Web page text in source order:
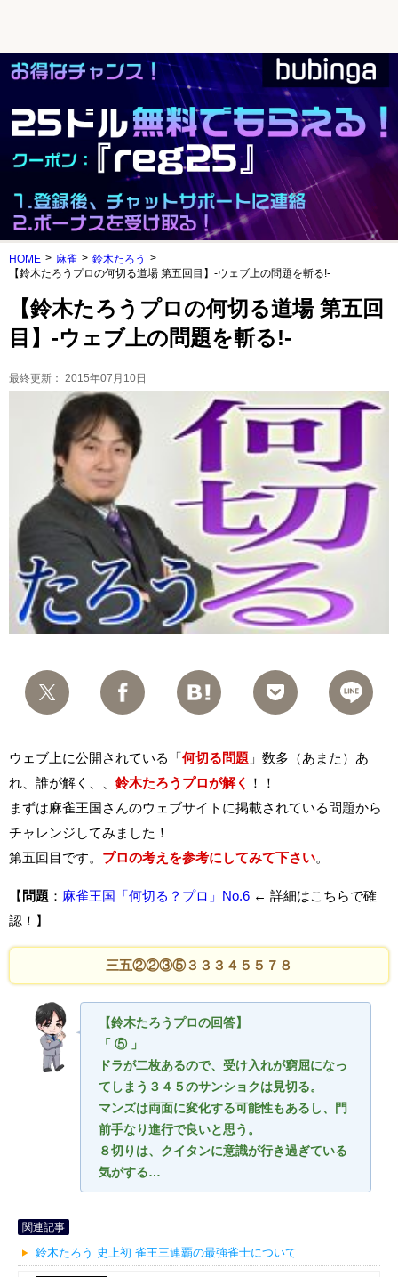
HOME 麻雀
鈴木たろう
【鈴木たろうプロの何切る道場 第五回目】-ウェブ上の問題を斬る!-
【鈴木たろうプロの何切る道場 第五回
目】-ウェブ上の問題を斬る!-
最終更新： 2015年07月10日
ウェブ上に公開されている「何切る問題 」数多（あまた）あ
れ、誰が解く、、 鈴木たろうプロが解く ！！
まずは麻雀王国さんのウェブサイトに掲載されている問題から
チャレンジしてみました！
第五回目です。 プロの考えを参考にしてみて下さい。
【 問題 ： 麻雀王国「何切る？プロ」No.6 ← 詳細はこちらで確
認！】
三五②②③⑤３３３４５５７８
【鈴木たろうプロの回答】
「 ⑤ 」
ドラが二枚あるので、受け入れが窮屈になっ
てしまう３４５のサンショクは見切る。
マンズは両面に変化する可能性もあるし、門
前手なり進行で良いと思う。
８切りは、クイタンに意識が行き過ぎている
気がする…
関連記事
鈴木たろう 史上初 雀王三連覇の最強雀士について